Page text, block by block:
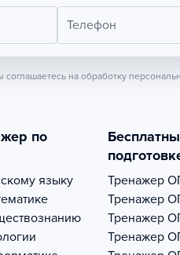
Телефон
на обработку
по
языку
Тренажер
Тренажер
Тренажер
Тренажер